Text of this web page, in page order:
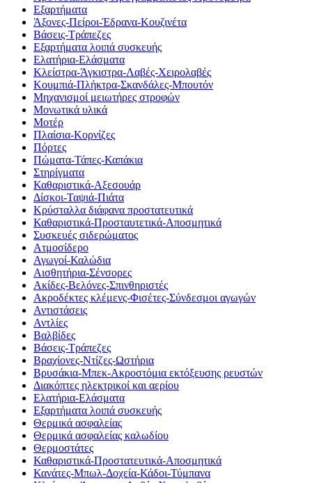
Εξαρτήματα
Άξονες-Πείροι-Έδρανα-Κουζινέτα
Βάσεις-Τράπεζες
Εξαρτήματα λοιπά συσκευής
Ελατήρια-Ελάσματα
Κλείστρα-Άγκιστρα-Λαβές-Χειρολαβές
Κουμπιά-Πλήκτρα-Σκανδάλες-Μπουτόν
Μηχανισμοί μειωτήρες στροφών
Μονωτικά υλικά
Μοτέρ
Πλαίσια-Κορνίζες
Πόρτες
Πώματα-Τάπες-Καπάκια
Στηρίγματα
Καθαριστικά-Αξεσουάρ
Δίσκοι-Ταψιά-Πιάτα
Κρύσταλλα διάφανα προστατευτικά
Καθαριστικά-Προσταυτετικά-Αποσμητικά
Συσκευές σιδερώματος
Ατμοσίδερο
Αγωγοί-Καλώδια
Αισθητήρια-Σένσορες
Ακίδες-Βελόνες-Σπινθηριστές
Ακροδέκτες κλέμενς-Φισέτες-Σύνδεσμοι αγωγών
Αντιστάσεις
Αντλίες
Βαλβίδες
Βάσεις-Τράπεζες
Βραχίονες-Ντίζες-Ωστήρια
Βρυσάκια-Μπεκ-Ακροστόμια εκτόξευσης ρευστών
Διακόπτες ηλεκτρικοί και αερίου
Ελατήρια-Ελάσματα
Εξαρτήματα λοιπά συσκευής
Θερμικά ασφαλείας
Θερμικά ασφαλείας καλωδίου
Θερμοστάτες
Καθαριστικά-Προστατευτικά-Αποσμητικά
Κανάτες-Μπωλ-Δοχεία-Κάδοι-Τύμπανα